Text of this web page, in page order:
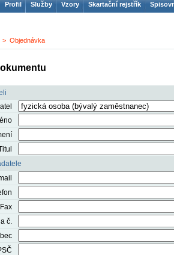
> Objednávka
Fax
č.
Profil Služby Vzory Skartační rejstřík